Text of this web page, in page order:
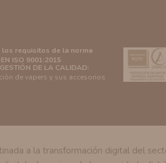
los requisitos de la norma
ISO 9001:2015
DE LA CALIDAD:
de vapers y sus accesorios
a la transformación digital del